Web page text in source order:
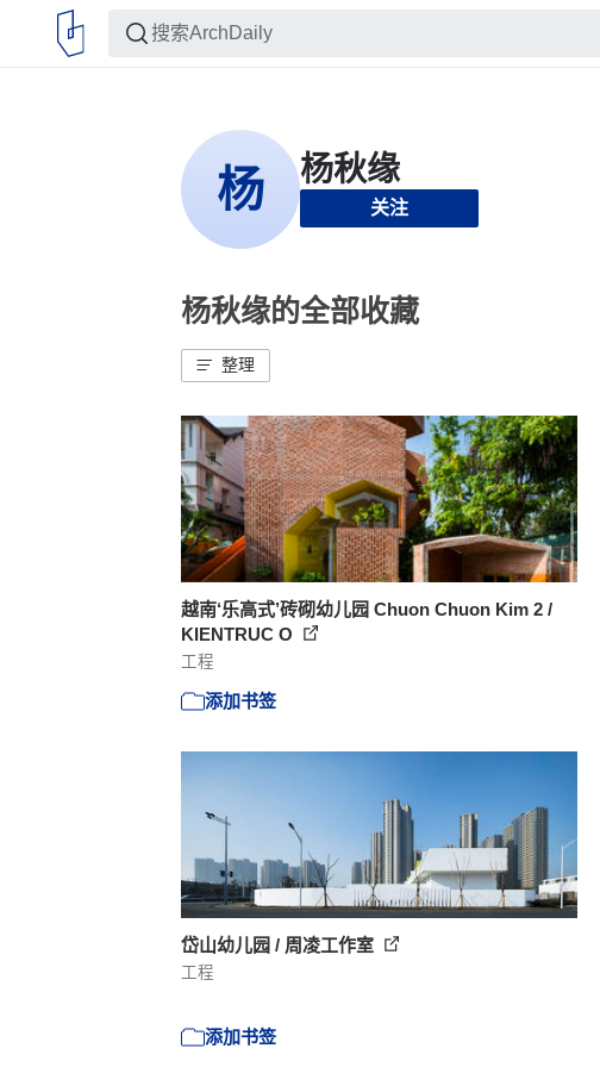
关注
杨秋缘的全部收藏
整理
越南‘乐高式’砖砌幼儿园 Chuon Chuon Kim 2 /
KIENTRUC O
工程
添加书签
岱山幼儿园 / 周凌工作室
工程
添加书签